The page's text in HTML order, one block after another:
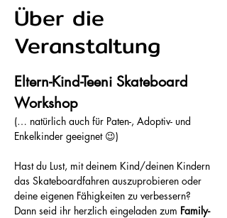
Über die
Veranstaltung
Eltern-Kind-Teeni Skateboard
Workshop
(… natürlich auch für Paten-, Adoptiv- und
Enkelkinder geeignet 😉)
Hast du Lust, mit deinem Kind/deinen Kindern
das Skateboardfahren auszuprobieren oder
deine eigenen Fähigkeiten zu verbessern?
Dann seid ihr herzlich eingeladen zum Family-